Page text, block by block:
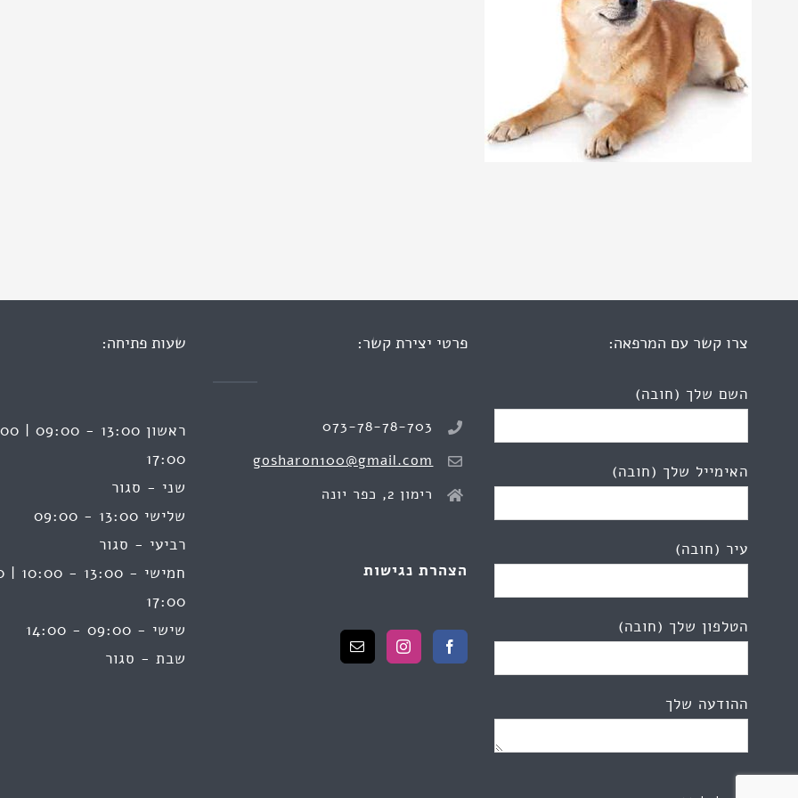
צרו קשר עם המרפאה:
השם שלך (חובה)
האימייל שלך (חובה)
עיר (חובה)
הטלפון שלך (חובה)
ההודעה שלך
פרטי יצירת קשר:
073-78-78-703
gosharon100@gmail.com
רימון 2, כפר יונה
הצהרת נגישות
שעות פתיחה:
17:00
שני - סגור
שלישי 13:00 - 09:00
רביעי - סגור
17:00
שישי - 09:00 - 14:00
שבת - סגור